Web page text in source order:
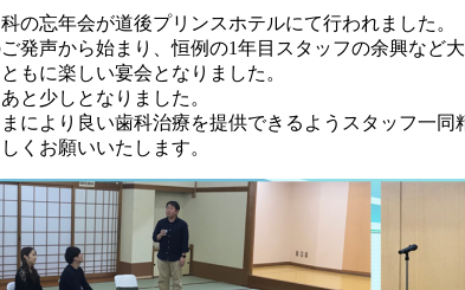
の忘年会が道後プリンスホテルにて行われました。
発声から始まり、恒例の1年目スタッフの余興など
もに楽しい宴会となりました。
と少しとなりました。
により良い歯科治療を提供できるようスタッフ一同
くお願いいたします。